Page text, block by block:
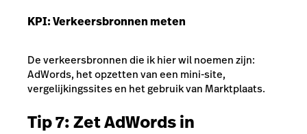
KPI: Verkeersbronnen meten
De verkeersbronnen die ik hier wil noemen zijn:
AdWords, het opzetten van een mini-site,
vergelijkingssites en het gebruik van Marktplaats.
Tip 7: Zet AdWords in